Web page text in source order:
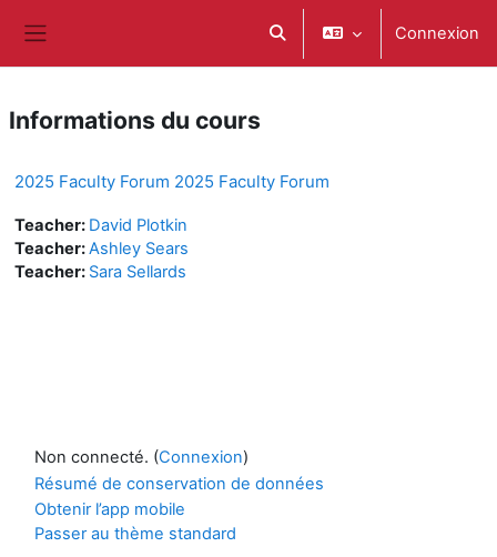
Activer/désactiver la saisie
Connexion
Informations du cours
2025 Faculty Forum 2025 Faculty Forum
Teacher: David Plotkin
Teacher:Ashley Sears
Teacher: Sara Sellards
Non connecté. (Connexion)
Résumé de conservation de données
Obtenir l’app mobile
Passer au thème standard